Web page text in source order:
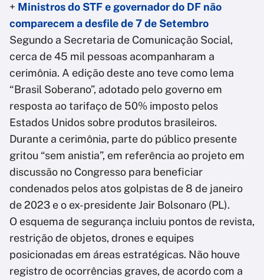
+ Ministros do STF e governador do DF não
comparecem a desfile de 7 de Setembro
Segundo a Secretaria de Comunicação Social,
cerca de 45 mil pessoas acompanharam a
cerimônia. A edição deste ano teve como lema
“Brasil Soberano”, adotado pelo governo em
resposta ao tarifaço de 50% imposto pelos
Estados Unidos sobre produtos brasileiros.
Durante a cerimônia, parte do público presente
gritou “sem anistia”, em referência ao projeto em
discussão no Congresso para beneficiar
condenados pelos atos golpistas de 8 de janeiro
de 2023 e o ex-presidente Jair Bolsonaro (PL).
O esquema de segurança incluiu pontos de revista,
restrição de objetos, drones e equipes
posicionadas em áreas estratégicas. Não houve
registro de ocorrências graves, de acordo com a